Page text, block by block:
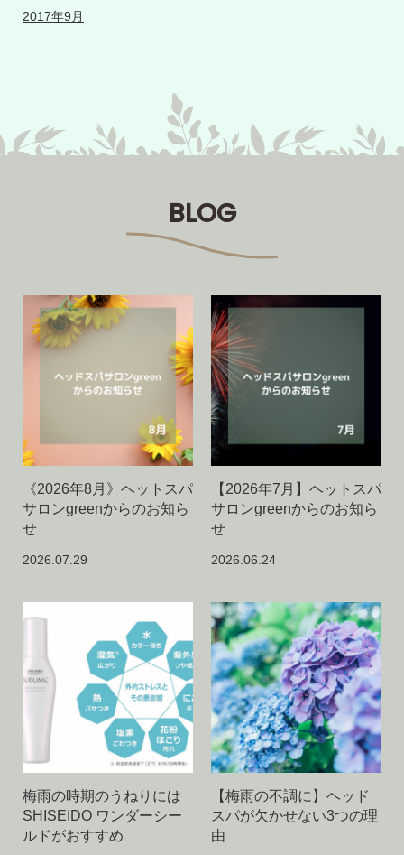
2017年9月
BLOG
《2026年8月》ヘットスパ
サロンgreenからのお知ら
せ
2026.07.29
【2026年7月】ヘットスパ
サロンgreenからのお知ら
せ
2026.06.24
梅雨の時期のうねりには
SHISEIDO ワンダーシー
ルドがおすすめ
【梅雨の不調に】ヘッド
スパが欠かせない3つの理
由